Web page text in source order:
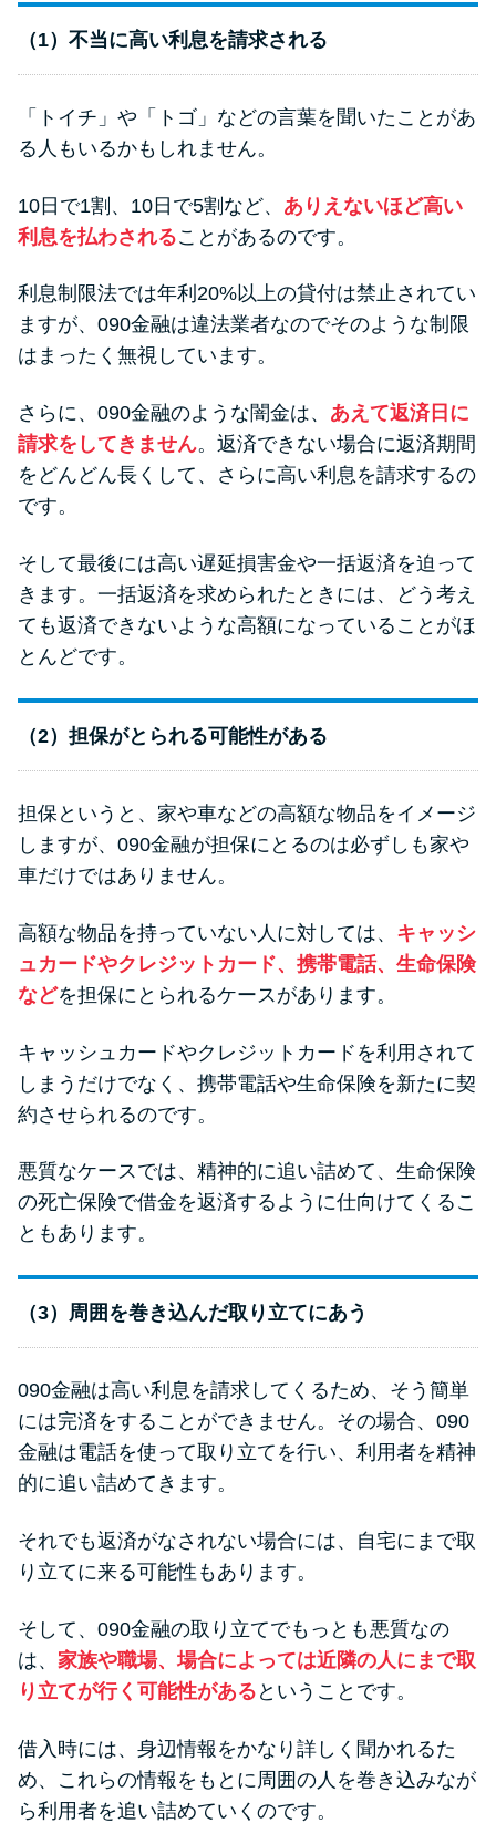
（1）不当に高い利息を請求される
「トイチ」や「トゴ」などの言葉を聞いたことがあ
る人もいるかもしれません。
10日で1割、10日で5割など、 ありえないほど高い
利息を払わされることがあるのです。
利息制限法では年利20%以上の貸付は禁止されてい
ますが、090金融は違法業者なのでそのような制限
はまったく無視しています。
さらに、090金融のような闇金は、 あえて返済日に
請求をしてきません。返済できない場合に返済期間
をどんどん長くして、さらに高い利息を請求するの
です。
そして最後には高い遅延損害金や一括返済を迫って
きます。一括返済を求められたときには、どう考え
ても返済できないような高額になっていることがほ
とんどです。
（2）担保がとられる可能性がある
担保というと、家や車などの高額な物品をイメージ
しますが、090金融が担保にとるのは必ずしも家や
車だけではありません。
高額な物品を持っていない人に対しては、 キャッシ
ュカードやクレジットカード、携帯電話、生命保険
などを担保にとられるケースがあります。
キャッシュカードやクレジットカードを利用されて
しまうだけでなく、携帯電話や生命保険を新たに契
約させられるのです。
悪質なケースでは、精神的に追い詰めて、生命保険
の死亡保険で借金を返済するように仕向けてくるこ
ともあります。
（3）周囲を巻き込んだ取り立てにあう
090金融は高い利息を請求してくるため、そう簡単
には完済をすることができません。その場合、090
金融は電話を使って取り立てを行い、利用者を精神
的に追い詰めてきます。
それでも返済がなされない場合には、自宅にまで取
り立てに来る可能性もあります。
そして、090金融の取り立てでもっとも悪質なの
は、 家族や職場、場合によっては近隣の人にまで取
り立てが行く可能性がある ということです。
借入時には、身辺情報をかなり詳しく聞かれるた
め、これらの情報をもとに周囲の人を巻き込みなが
ら利用者を追い詰めていくのです。